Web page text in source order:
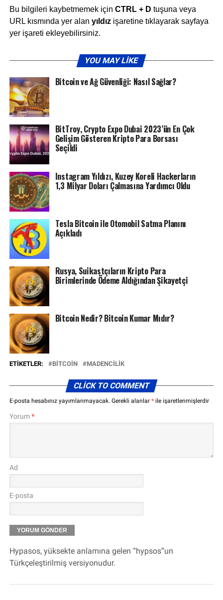
Bu bilgileri kaybetmemek için CTRL + D tuşuna veya
URL kısmında yer alan yıldızişaretine tıklayarak sayfaya
yer işareti ekleyebilirsiniz.
YOU MAY LIKE
Bitcoin ve Ağ Güvenliği: Nasıl Sağlar?
BitTroy, Crypto Expo Dubai 2023’ün En Çok
Gelişim Gösteren Kripto Para Borsası
Seçildi
Instagram Yıldızı, Kuzey Koreli Hackerların
1,3 Milyar Doları Çalmasına Yardımcı Oldu
Tesla Bitcoin ile Otomobil Satma Planını
Açıkladı
Rusya, Suikastçıların Kripto Para
Birimlerinde Ödeme Aldığından Şikayetçi
Bitcoin Nedir? Bitcoin Kumar Mıdır?
ETIKETLER: BITCOIN MADENCILIK
CLICK TO COMMENT
E-posta hesabınız yayımlanmayacak. Gerekli alanlar *ile işaretlenmişlerdir
Yorum*
Ad
E-posta
Hypasos, yüksekte anlamına gelen “hypsos”un
Türkçeleştirilmiş versiyonudur.